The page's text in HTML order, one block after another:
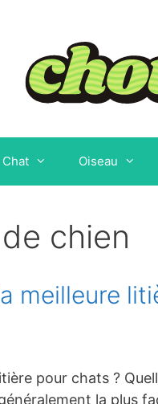
Chat Oiseau
chien
meilleure
pour chats ?
la plus